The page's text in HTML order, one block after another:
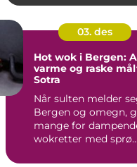
03. des
Hot wok i Bergen:
varme og raske
Sotra
Når sulten melder
Bergen og omegn,
mange for
wokretter med